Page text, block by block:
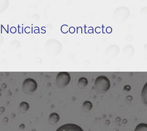
Noticias Contacto